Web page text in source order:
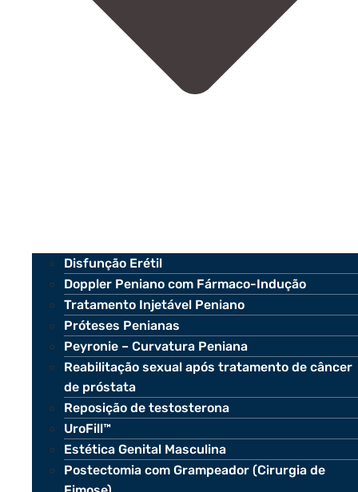
Disfunção Erétil
Doppler Peniano com Fármaco-Indução
Tratamento Injetável Peniano
Próteses Penianas
Peyronie – Curvatura Peniana
Reabilitação sexual após tratamento de câncer
de próstata
Reposição de testosterona
UroFill™
Estética Genital Masculina
Postectomia com Grampeador (Cirurgia de